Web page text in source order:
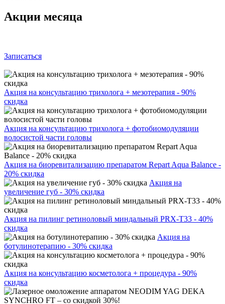
Акции месяца
Записаться
Акция на консультацию трихолога + мезотерапия - 90%
скидка
Акция на консультацию трихолога + фотобиомодуляции
волосистой части головы
Акция на биоревитализацию препаратом Repart Aqua Balance -
20% скидка
Акция на
увеличение губ - 30% скидка
Акция на пилинг ретиноловый миндальный PRX-T33 - 40%
скидка
Акция на
ботулинотерапию - 30% скидка
Акция на консультацию косметолога + процедура - 90%
скидка